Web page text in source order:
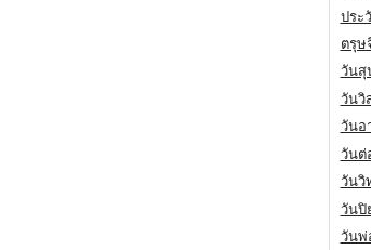
ประ
ตรุษ
วันสุ
วันวิ
วันอ
วันต่
วันวิ
วันปิ
วันพ่